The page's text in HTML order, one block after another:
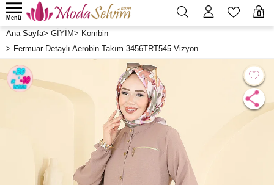
0
Menü
Ana Sayfa> GİYİM> Kombin
> Fermuar Detaylı Aerobin Takım 3456TRT545 Vizyon